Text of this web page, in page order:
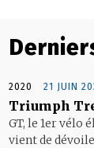
2020 21 JUIN
Triumph
GT, le 1er
vient de